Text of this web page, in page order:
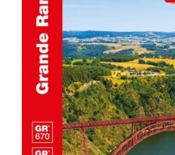
AJOUTER AU PANIER